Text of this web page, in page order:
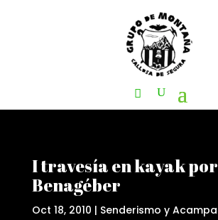
I travesía en kayak por
Benagéber
Oct 18, 2010 | Senderismo y